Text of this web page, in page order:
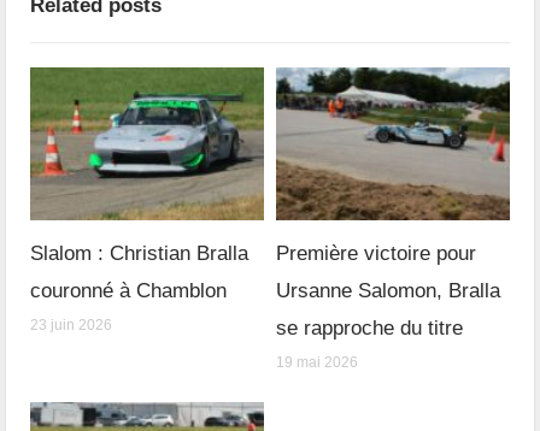
Related posts
Slalom : Christian Bralla
couronné à Chamblon
23 juin 2026
Première victoire pour
Ursanne Salomon, Bralla
se rapproche du titre
19 mai 2026